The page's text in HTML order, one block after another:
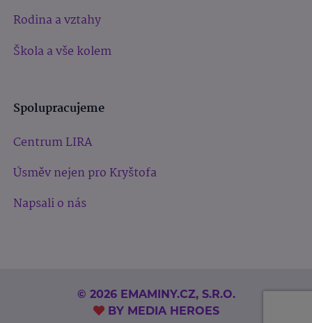
Rodina a vztahy
Škola a vše kolem
Spolupracujeme
Centrum LIRA
Úsměv nejen pro Kryštofa
Napsali o nás
© 2026 EMAMINY.CZ, S.R.O.
BY MEDIA HEROES